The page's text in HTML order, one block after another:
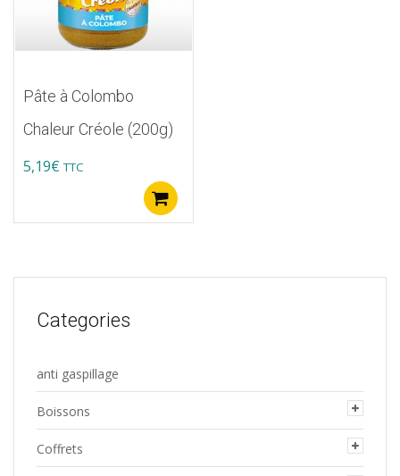
Pâte à Colombo
Chaleur Créole (200g)
5,19€ TTC
Categories
anti gaspillage
Boissons
Coffrets